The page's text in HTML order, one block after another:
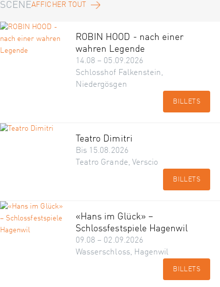
SCÈNEAFFICHER TOUT
ROBIN HOOD - nach einer
wahren Legende
14.08 – 05.09.2026
Schlosshof Falkenstein,
Niedergösgen
BILLETS
Teatro Dimitri
Bis 15.08.2026
Teatro Grande, Verscio
BILLETS
«Hans im Glück» –
Schlossfestspiele Hagenwil
09.08 – 02.09.2026
Wasserschloss, Hagenwil
BILLETS